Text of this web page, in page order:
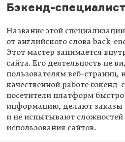
Бэкенд-
Название этой
от английского слова back-
Этот мастер занимается
сайта. Его деятельность не
пользователям веб-страниц,
качественной работе бэкенд-
посетители платформ
информацию, делают заказы
и не испытывают сложностей
использования сайтов.